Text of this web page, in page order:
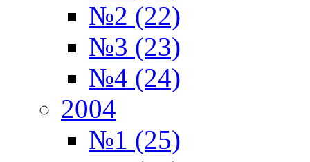
№2 (22)
№3 (23)
№4 (24)
2004
№1 (25)